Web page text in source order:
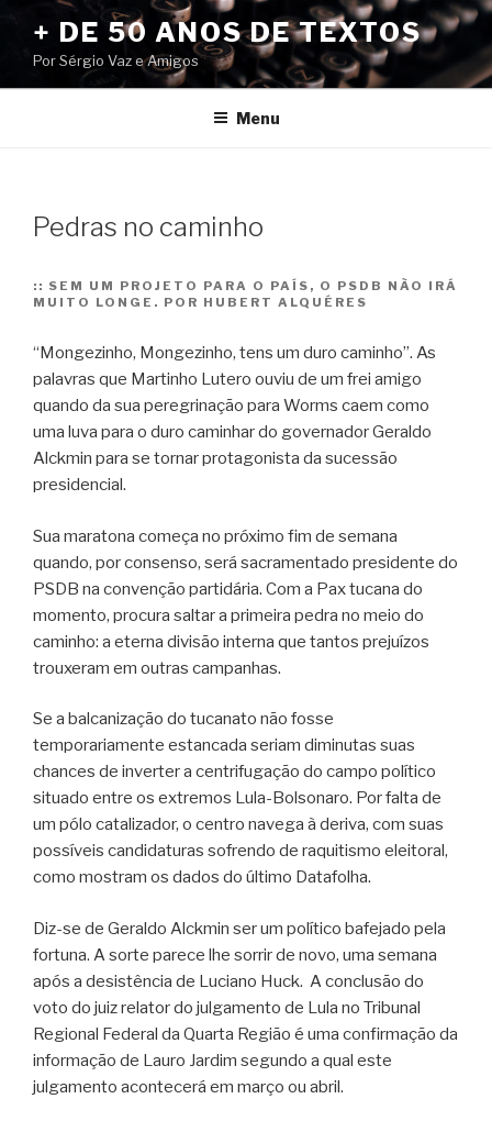
conteúdo
+ DE 50 ANOS DE TEXTOS
Por Sérgio Vaz e Amigos
Menu
Pedras no caminho
:: SEM UM PROJETO PARA O PAÍS, O PSDB NÃO IRÁ
MUITO LONGE. POR HUBERT ALQUÉRES
“Mongezinho, Mongezinho, tens um duro caminho”. As
palavras que Martinho Lutero ouviu de um frei amigo
quando da sua peregrinação para Worms caem como
uma luva para o duro caminhar do governador Geraldo
Alckmin para se tornar protagonista da sucessão
presidencial.
Sua maratona começa no próximo fim de semana
quando, por consenso, será sacramentado presidente do
PSDB na convenção partidária. Com a Pax tucana do
momento, procura saltar a primeira pedra no meio do
caminho: a eterna divisão interna que tantos prejuízos
trouxeram em outras campanhas.
Se a balcanização do tucanato não fosse
temporariamente estancada seriam diminutas suas
chances de inverter a centrifugação do campo político
situado entre os extremos Lula-Bolsonaro. Por falta de
um pólo catalizador, o centro navega à deriva, com suas
possíveis candidaturas sofrendo de raquitismo eleitoral,
como mostram os dados do último Datafolha.
Diz-se de Geraldo Alckmin ser um político bafejado pela
fortuna. A sorte parece lhe sorrir de novo, uma semana
após a desistência de Luciano Huck. A conclusão do
voto do juiz relator do julgamento de Lula no Tribunal
Regional Federal da Quarta Região é uma confirmação da
informação de Lauro Jardim segundo a qual este
julgamento acontecerá em março ou abril.